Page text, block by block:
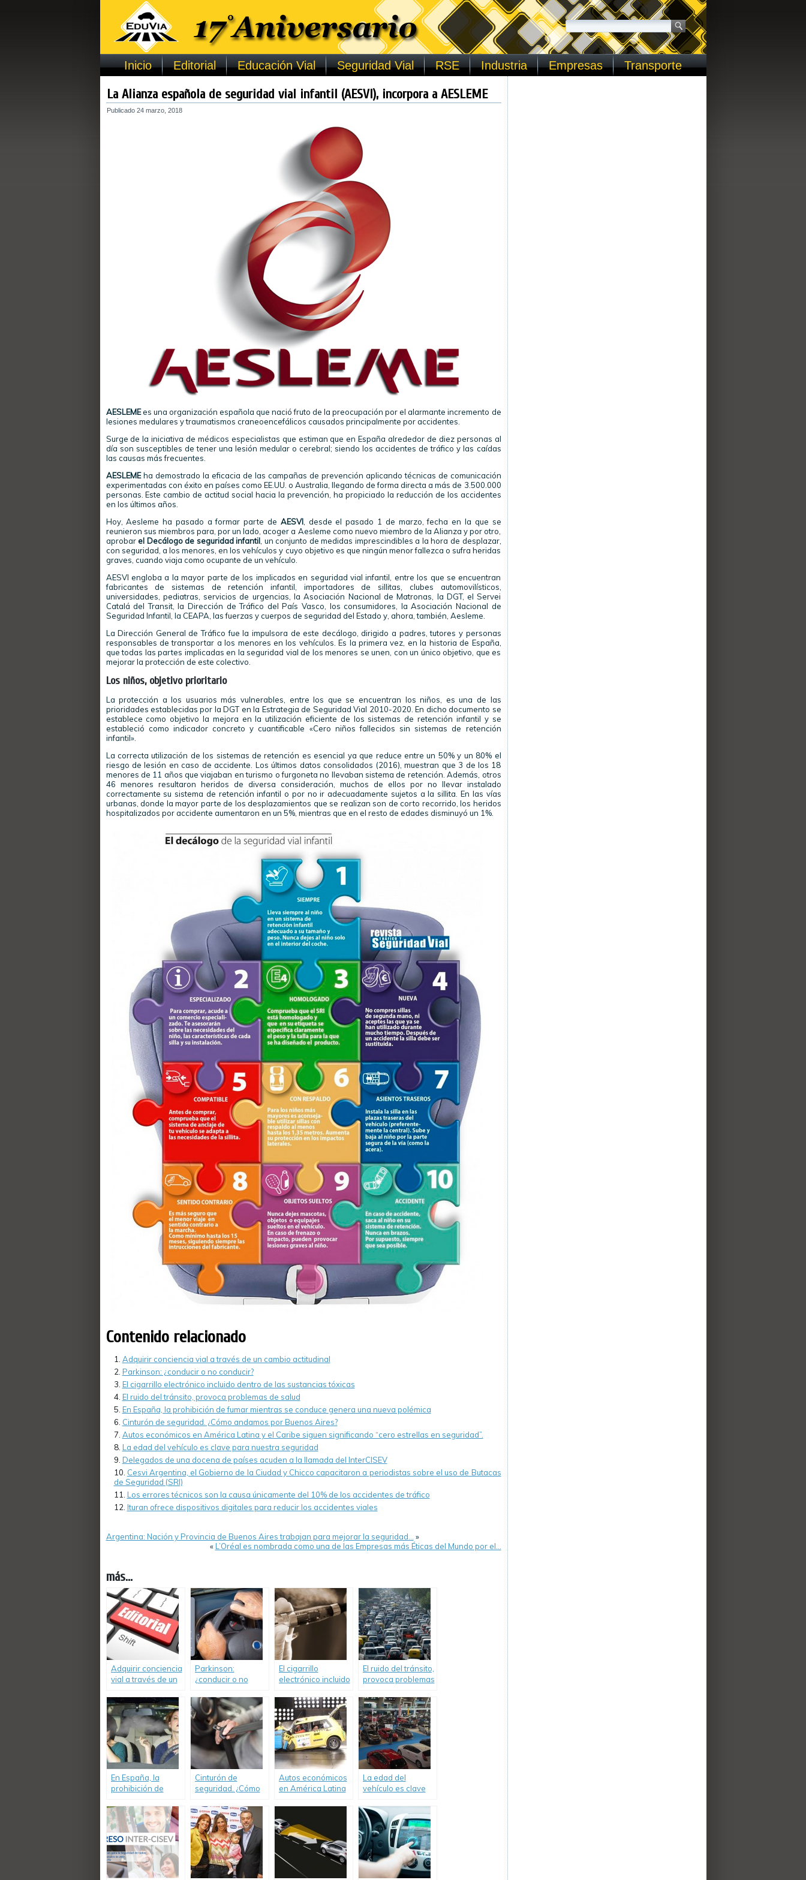
Inicio Editorial Educación Vial Seguridad Vial RSE Industria Empresas Transporte
La Alianza española de seguridad vial infantil (AESVI), incorpora a AESLEME
Publicado 24 marzo, 2018
AESLEMEes una organización española que nació fruto de la preocupación por el alarmante incremento de
lesiones medulares y traumatismos craneoencefálicos causados principalmente por accidentes.
Surge de la iniciativa de médicos especialistas que estiman que en España alrededor de diez personas al
día son susceptibles de tener una lesión medular o cerebral; siendo los accidentes de tráfico y las caídas
las causas más frecuentes.
AESLEMEha demostrado la eficacia de las campañas de prevención aplicando técnicas de comunicación
experimentadas con éxito en países como EE.UU. o Australia, llegando de forma directa a más de 3.500.000
personas. Este cambio de actitud social hacia la prevención, ha propiciado la reducción de los accidentes
en los últimos años.
Hoy, Aesleme ha pasado a formar parte de AESVI, desde el pasado 1 de marzo, fecha en la que se
reunieron sus miembros para, por un lado, acoger a Aesleme como nuevo miembro de la Alianza y por otro,
aprobarel Decálogo de seguridad infantil , un conjunto de medidas imprescindibles a la hora de desplazar,
con seguridad, a los menores, en los vehículos y cuyo objetivo es que ningún menor fallezca o sufra heridas
graves, cuando viaja como ocupante de un vehículo.
AESVI engloba a la mayor parte de los implicados en seguridad vial infantil, entre los que se encuentran
fabricantes de sistemas de retención infantil, importadores de sillitas, clubes automovilísticos,
universidades, pediatras, servicios de urgencias, la Asociación Nacional de Matronas, la DGT, el Servei
Catalá del Transit, la Dirección de Tráfico del País Vasco, los consumidores, la Asociación Nacional de
Seguridad Infantil, la CEAPA, las fuerzas y cuerpos de seguridad del Estado y, ahora, también, Aesleme.
La Dirección General de Tráfico fue la impulsora de este decálogo, dirigido a padres, tutores y personas
responsables de transportar a los menores en los vehículos. Es la primera vez, en la historia de España,
que todas las partes implicadas en la seguridad vial de los menores se unen, con un único objetivo, que es
mejorar la protección de este colectivo.
Los niños, objetivo prioritario
La protección a los usuarios más vulnerables, entre los que se encuentran los niños, es una de las
prioridades establecidas por la DGT en la Estrategia de Seguridad Vial 2010-2020. En dicho documento se
establece como objetivo la mejora en la utilización eficiente de los sistemas de retención infantil y se
estableció como indicador concreto y cuantificable «Cero niños fallecidos sin sistemas de retención
infantil».
La correcta utilización de los sistemas de retención es esencial ya que reduce entre un 50% y un 80% el
riesgo de lesión en caso de accidente. Los últimos datos consolidados (2016), muestran que 3 de los 18
menores de 11 años que viajaban en turismo o furgoneta no llevaban sistema de retención. Además, otros
46 menores resultaron heridos de diversa consideración, muchos de ellos por no llevar instalado
correctamente su sistema de retención infantil o por no ir adecuadamente sujetos a la sillita. En las vías
urbanas, donde la mayor parte de los desplazamientos que se realizan son de corto recorrido, los heridos
hospitalizados por accidente aumentaron en un 5%, mientras que en el resto de edades disminuyó un 1%.
Contenido relacionado
Adquirir conciencia vial a través de un cambio actitudinal
Parkinson: ¿conducir o no conducir?
El cigarrillo electrónico incluido dentro de las sustancias tóxicas
El ruido del tránsito, provoca problemas de salud
En España, la prohibición de fumar mientras se conduce genera una nueva polémica
Cinturón de seguridad. ¿Cómo andamos por Buenos Aires?
Autos económicos en América Latina y el Caribe siguen significando “cero estrellas en seguridad”.
La edad del vehículo es clave para nuestra seguridad
Delegados de una docena de países acuden a la llamada del InterCISEV
Cesvi Argentina, el Gobierno de la Ciudad y Chicco capacitaron a periodistas sobre el uso de Butacas
de Seguridad (SRI)
Los errores técnicos son la causa únicamente del 10% de los accidentes de tráfico
Ituran ofrece dispositivos digitales para reducir los accidentes viales
Argentina: Nación y Provincia de Buenos Aires trabajan para mejorar la seguridad…
»
«L’Oréal es nombrada como una de las Empresas más Éticas del Mundo por el…
más...
Adquirir conciencia
vial a través de un
Parkinson:
¿conducir o no
El cigarrillo
electrónico incluido
sustancias tóxicas
El ruido del tránsito,
provoca problemas
En España, la
prohibición de
conduce genera
una nueva
polémica
Cinturón de
seguridad. ¿Cómo
Buenos Aires?
Autos económicos
en América Latina
estrellas en
seguridad”.
La edad del
vehículo es clave
seguridad